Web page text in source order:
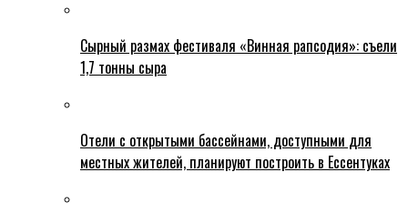
Сырный размах фестиваля «Винная рапсодия»: съели
1,7 тонны сыра
Отели с открытыми бассейнами, доступными для
местных жителей, планируют построить в Ессентуках